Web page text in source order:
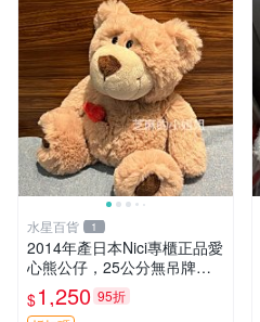
水星百貨 1
2014年產日本Nici專櫃正品愛
心熊公仔，25公分無吊牌全
新 愛心熊 公仔 熊抱玩偶
$1,250 95折